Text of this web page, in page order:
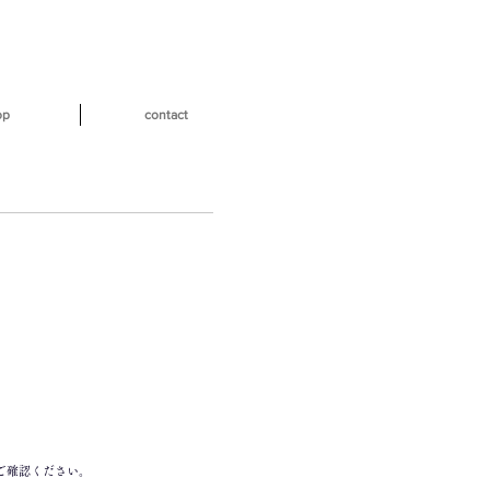
contact
確認ください。